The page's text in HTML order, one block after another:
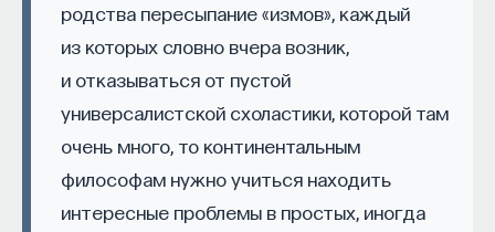
родства пересыпание «измов», каждый
из которых словно вчера возник,
и отказываться от пустой
универсалистской схоластики, которой там
очень много, то континентальным
философам нужно учиться находить
интересные проблемы в простых, иногда
правого кадета В. О. Ключевского, правого
центриста М. А. Стаховича, конституционалиста
В. А. Караулова, автора либерально-
консервативного проекта Великой России
П. Б. Струве была нацелена на формирование
единства культурно-политической нации.